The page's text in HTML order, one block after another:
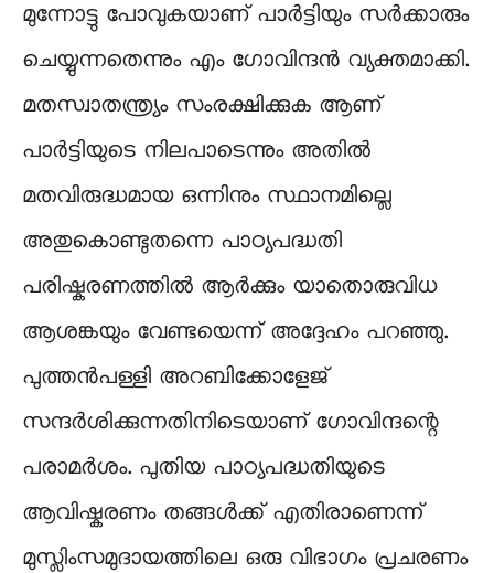
മുന്നോട്ടു പോവുകയാണ് പാർട്ടിയും സർക്കാരും
ചെയ്യുന്നതെന്നും എം ഗോവിന്ദൻ വ്യക്തമാക്കി.
മതസ്വാതന്ത്ര്യം സംരക്ഷിക്കുക ആണ്
പാർട്ടിയുടെ നിലപാടെന്നും അതിൽ
മതവിരുദ്ധമായ ഒന്നിനും സ്ഥാനമില്ലെ
അതുകൊണ്ടുതന്നെ പാഠ്യപദ്ധതി
പരിഷ്കരണത്തിൽ ആർക്കും യാതൊരുവിധ
ആശങ്കയും വേണ്ടയെന്ന് അദ്ദേഹം പറഞ്ഞു.
പുത്തൻപള്ളി അറബിക്കോളേജ്
സന്ദർശിക്കുന്നതിനിടെയാണ് ഗോവിന്ദന്റെ
പരാമർശം. പുതിയ പാഠ്യപദ്ധതിയുടെ
ആവിഷ്കരണം തങ്ങൾക്ക് എതിരാണെന്ന്
മുസ്ലിംസമുദായത്തിലെ ഒരു വിഭാഗം പ്രചരണം